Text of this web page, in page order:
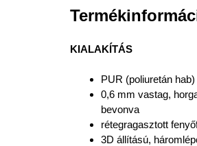
KIALAKÍTÁS
PUR (poliuretán
0,6 mm vastag,
bevonva
rétegragasztott
3D állítású,